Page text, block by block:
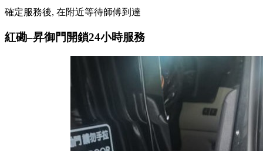
確定服務後, 在附近等待師傅到達
紅磡–昇御門開鎖24小時服務